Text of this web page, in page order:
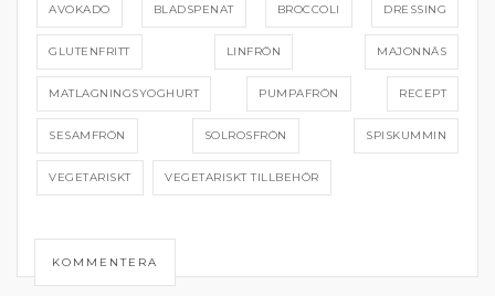
AVOKADO BLADSPENAT BROCCOLI DRESSING
GLUTENFRITT LINFRÖN MAJONNÄS
MATLAGNINGSYOGHURT PUMPAFRÖN RECEPT
SESAMFRÖN SOLROSFRÖN SPISKUMMIN
VEGETARISKT VEGETARISKT TILLBEHÖR
KOMMENTERA